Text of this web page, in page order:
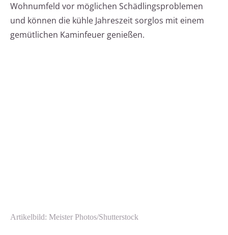
Wohnumfeld vor möglichen Schädlingsproblemen
und können die kühle Jahreszeit sorglos mit einem
gemütlichen Kaminfeuer genießen.
Artikelbild: Meister Photos/Shutterstock